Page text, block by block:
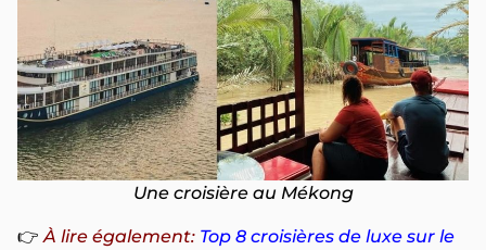
Une croisière au Mékong
👉 À lire également: Top 8 croisières de luxe sur le